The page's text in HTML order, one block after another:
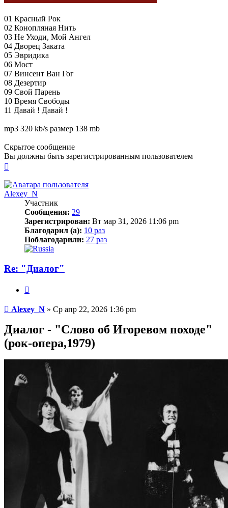
01 Красный Рок
02 Конопляная Нить
03 Не Уходи, Мой Ангел
04 Дворец Заката
05 Эвридика
06 Мост
07 Винсент Ван Гог
08 Дезертир
09 Свой Парень
10 Время Свободы
11 Давай ! Давай !
mp3 320 kb/s размер 138 mb
Скрытое сообщение
Вы должны быть зарегистрированным пользователем
началу
Alexey_N
Участник
Сообщения: 29
Зарегистрирован: Вт мар 31, 2026 11:06 pm
Благодарил (а): 10 раз
Поблагодарили: 27 раз
Re: "Диалог"
Сообщение
Alexey_N » Ср апр 22, 2026 1:36 pm
Диалог - "Слово об Игоревом походе"
(рок-опера,1979)